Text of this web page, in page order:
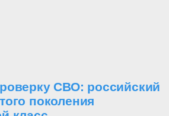
СВО: российский
поколения